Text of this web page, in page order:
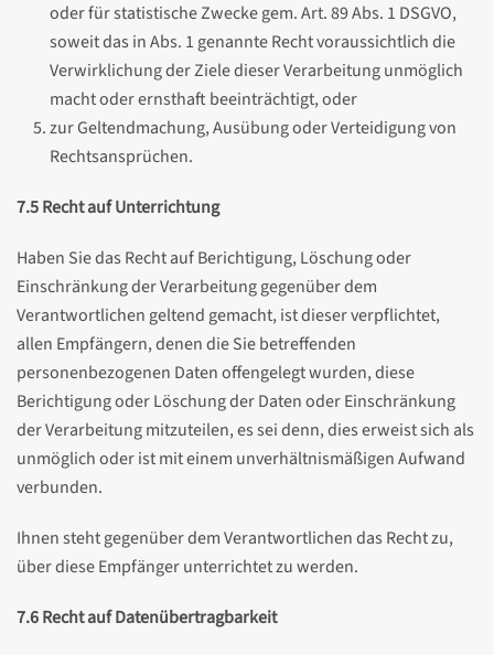
oder für statistische Zwecke gem. Art. 89 Abs. 1 DSGVO,
soweit das in Abs. 1 genannte Recht voraussichtlich die
Verwirklichung der Ziele dieser Verarbeitung unmöglich
macht oder ernsthaft beeinträchtigt, oder
zur Geltendmachung, Ausübung oder Verteidigung von
Rechtsansprüchen.
7.5 Recht auf Unterrichtung
Haben Sie das Recht auf Berichtigung, Löschung oder
Einschränkung der Verarbeitung gegenüber dem
Verantwortlichen geltend gemacht, ist dieser verpflichtet,
allen Empfängern, denen die Sie betreffenden
personenbezogenen Daten offengelegt wurden, diese
Berichtigung oder Löschung der Daten oder Einschränkung
der Verarbeitung mitzuteilen, es sei denn, dies erweist sich als
unmöglich oder ist mit einem unverhältnismäßigen Aufwand
verbunden.
Ihnen steht gegenüber dem Verantwortlichen das Recht zu,
über diese Empfänger unterrichtet zu werden.
7.6 Recht auf Datenübertragbarkeit